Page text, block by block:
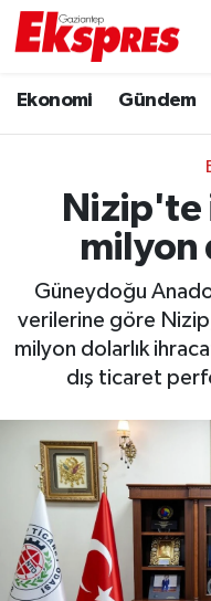
Ekonomi Gündem
Nizip'te
milyon
Güneydoğu
verilerine göre
milyon dolarlık
dış ticaret
Ekonomi
Gaziantep son
Genel
Gündem
Haberler
Kültür Sanat
Magazin
Müzik
Piyasa
Trafik Durumu
Puan Durumu ve
Tüm Manşetler
Son Dakika
Haber Arşivi